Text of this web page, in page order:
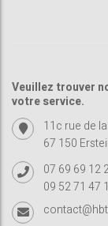
Veuillez trouver
votre service.
11c rue de
67 150
07 69 69 12
09 52 71 47